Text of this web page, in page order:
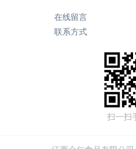
在线留言
联系方式
扫一扫